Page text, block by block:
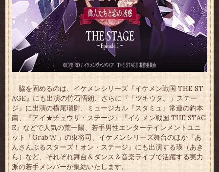
脇を固めるのは、イケメンシリーズ『イケメン戦国 THE ST
AGE』にも出演の竹石悟朗、さらに『「ツキウタ。」ステー
ジ』に出演の横尾瑠尉、ミュージカル『スタミュ』常連の釣本
南、『アイ★チュウザ・ステージ』『イケメン戦国 THE STAG
E』などで人気の荒一陽、若手男性エンターテインメントユニ
ット「Grab”A”」の東将司、イケメンシリーズ舞台のほか『あ
んさんぶるスターズ！オン・ステージ』にも出演する瑛（あき
ら）など、それぞれ舞台＆ダンス＆音楽ライブで活躍する実力
派の若手メンバーが集結いたします。